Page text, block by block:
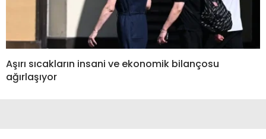
Aşırı sıcakların insani ve ekonomik bilançosu
ağırlaşıyor